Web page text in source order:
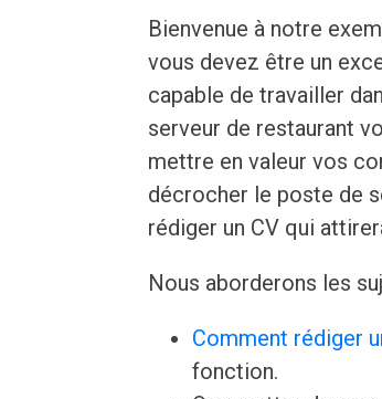
Bienvenue à notre
vous devez être un
capable de travailler
serveur de restaurant
mettre en valeur vos
décrocher le poste de
rédiger un CV qui
Nous aborderons les
Comment rédiger
fonction.